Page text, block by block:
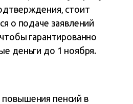
стоит
о подаче заявлений
гарантированно
деньги до 1 ноября.
пенсий в